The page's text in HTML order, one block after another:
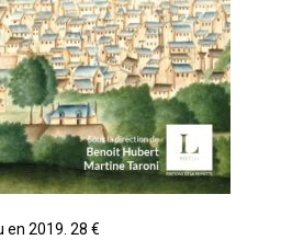
en 2019. 28 €